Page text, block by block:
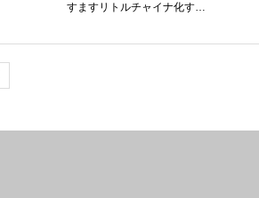
すますリトルチャイナ化す…